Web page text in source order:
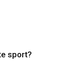
sport?